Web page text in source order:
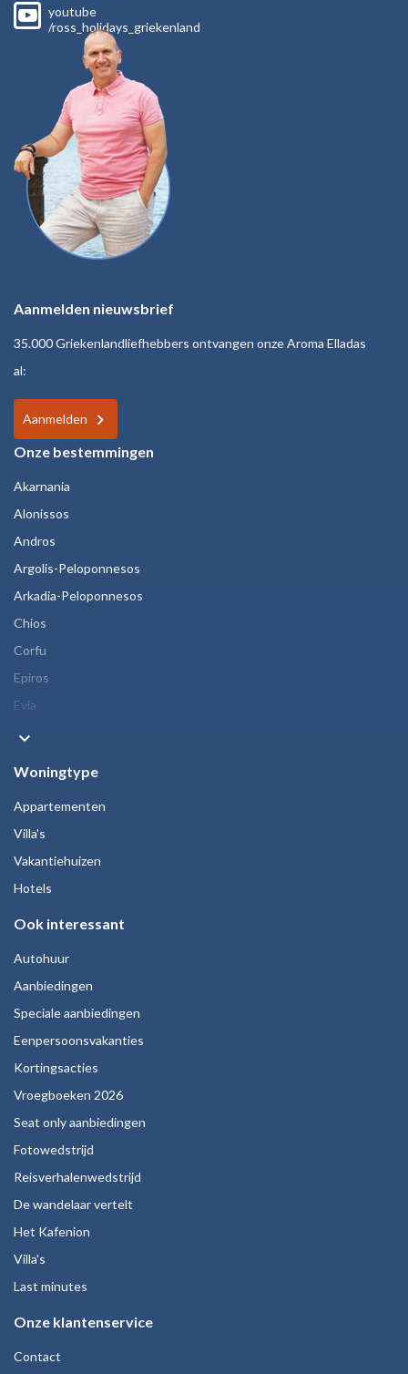
youtube
/ross_holidays_griekenland
Aanmelden nieuwsbrief
35.000 Griekenlandliefhebbers ontvangen onze Aroma Elladas
al:
Aanmelden
Onze bestemmingen
Akarnania
Alonissos
Andros
Argolis-Peloponnesos
Arkadia-Peloponnesos
Chios
Corfu
Epiros
Evia
keyboard_arrow_down
Woningtype
Appartementen
Villa's
Vakantiehuizen
Hotels
Ook interessant
Autohuur
Aanbiedingen
Speciale aanbiedingen
Eenpersoonsvakanties
Kortingsacties
Vroegboeken 2026
Seat only aanbiedingen
Fotowedstrijd
Reisverhalenwedstrijd
De wandelaar vertelt
Het Kafenion
Villa's
Last minutes
Onze klantenservice
Contact